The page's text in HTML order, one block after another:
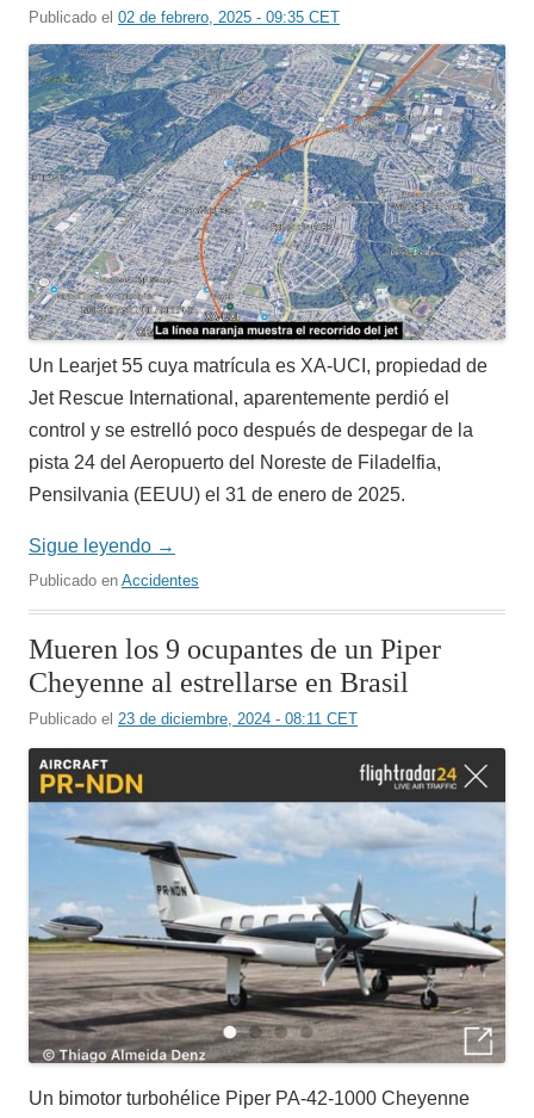
Publicado el 02 de febrero, 2025 - 09:35 CET
Un Learjet 55 cuya matrícula es XA-UCI, propiedad de
Jet Rescue International, aparentemente perdió el
control y se estrelló poco después de despegar de la
pista 24 del Aeropuerto del Noreste de Filadelfia,
Pensilvania (EEUU) el 31 de enero de 2025.
Sigue leyendo →
Publicado en Accidentes
Mueren los 9 ocupantes de un Piper
Cheyenne al estrellarse en Brasil
Publicado el 23 de diciembre, 2024 - 08:11 CET
Un bimotor turbohélice Piper PA-42-1000 Cheyenne